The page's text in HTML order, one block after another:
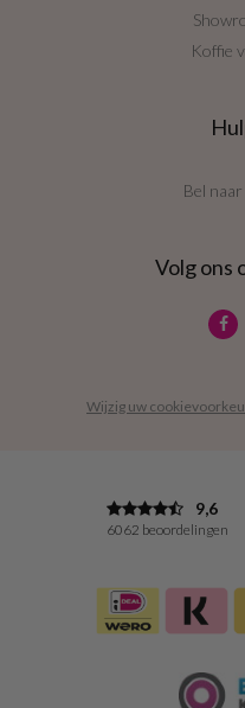
Koffie
Bel naar
Volg ons
Wijzig uw
9,6
6062 beoordelingen